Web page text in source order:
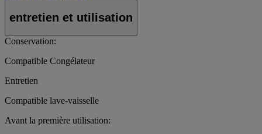
entretien et utilisation
Conservation:
Compatible Congélateur
Entretien
Compatible lave-vaisselle
Avant la première utilisation: